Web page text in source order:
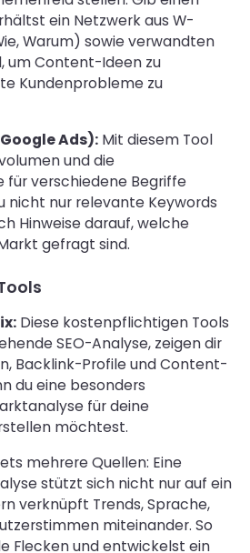
ein Netzwerk aus W-
Warum) sowie verwandten
um Content-Ideen zu
Kundenprobleme zu
Ads):Mit diesem Tool
und die
verschiedene Begriffe
nicht nur relevante Keywords
Hinweise darauf, welche
gefragt sind.
Diese kostenpflichtigen Tools
SEO-Analyse, zeigen dir
Backlink-Profile und Content-
du eine besonders
für deine
möchtest.
mehrere Quellen: Eine
stützt sich nicht nur auf ein
verknüpft Trends, Sprache,
miteinander. So
Flecken und entwickelst ein